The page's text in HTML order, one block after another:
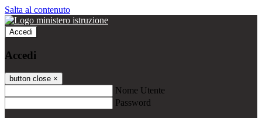
Salta al contenuto
Accedi
Accedi
button close ×
Nome Utente
Password